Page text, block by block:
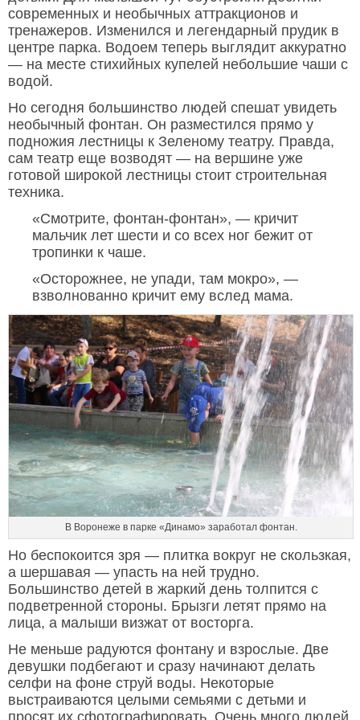
современных и необычных аттракционов и
тренажеров. Изменился и легендарный прудик в
центре парка. Водоем теперь выглядит аккуратно
— на месте стихийных купелей небольшие чаши с
водой.
Но сегодня большинство людей спешат увидеть
необычный фонтан. Он разместился прямо у
подножия лестницы к Зеленому театру. Правда,
сам театр еще возводят — на вершине уже
готовой широкой лестницы стоит строительная
техника.
«Смотрите, фонтан-фонтан», — кричит
мальчик лет шести и со всех ног бежит от
тропинки к чаше.
«Осторожнее, не упади, там мокро», —
взволнованно кричит ему вслед мама.
В Воронеже в парке «Динамо» заработал фонтан.
Но беспокоится зря — плитка вокруг не скользкая,
а шершавая — упасть на ней трудно.
Большинство детей в жаркий день толпится с
подветренной стороны. Брызги летят прямо на
лица, а малыши визжат от восторга.
Не меньше радуются фонтану и взрослые. Две
девушки подбегают и сразу начинают делать
селфи на фоне струй воды. Некоторые
выстраиваются целыми семьями с детьми и
просят их сфотографировать. Очень много людей